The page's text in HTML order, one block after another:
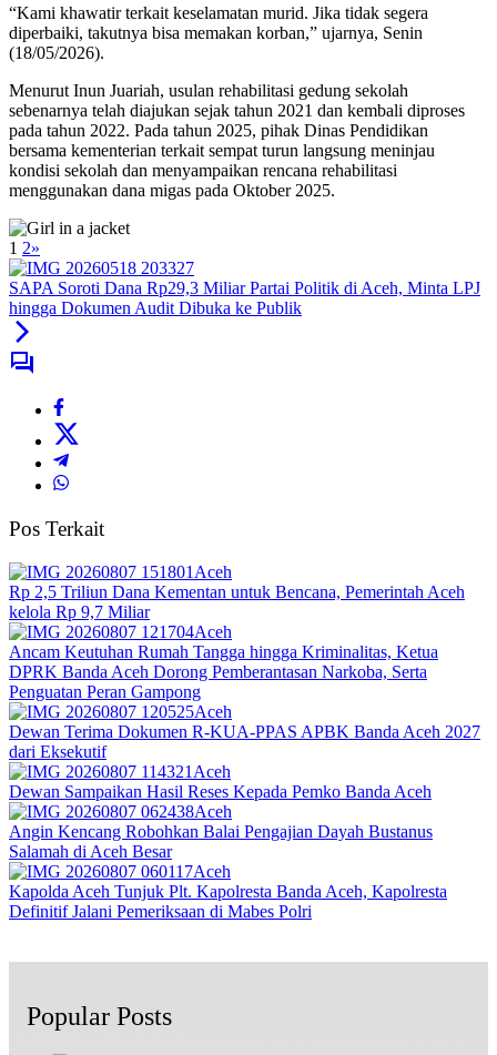
“Kami khawatir terkait keselamatan murid. Jika tidak segera
diperbaiki, takutnya bisa memakan korban,” ujarnya, Senin
(18/05/2026).
Menurut Inun Juariah, usulan rehabilitasi gedung sekolah
sebenarnya telah diajukan sejak tahun 2021 dan kembali diproses
pada tahun 2022. Pada tahun 2025, pihak Dinas Pendidikan
bersama kementerian terkait sempat turun langsung meninjau
kondisi sekolah dan menyampaikan rencana rehabilitasi
menggunakan dana migas pada Oktober 2025.
1 2»
SAPA Soroti Dana Rp29,3 Miliar Partai Politik di Aceh, Minta LPJ
hingga Dokumen Audit Dibuka ke Publik
Pos Terkait
Aceh
Rp 2,5 Triliun Dana Kementan untuk Bencana, Pemerintah Aceh
kelola Rp 9,7 Miliar‎
Aceh
Ancam Keutuhan Rumah Tangga hingga Kriminalitas, Ketua
DPRK Banda Aceh Dorong Pemberantasan Narkoba, Serta
Penguatan Peran Gampong
Aceh
Dewan Terima Dokumen R-KUA-PPAS APBK Banda Aceh 2027
dari Eksekutif
Aceh
Dewan Sampaikan Hasil Reses Kepada Pemko Banda Aceh
Aceh
Angin Kencang Robohkan Balai Pengajian Dayah Bustanus
Salamah di Aceh Besar
Aceh
Kapolda Aceh Tunjuk Plt. Kapolresta Banda Aceh, Kapolresta
Definitif Jalani Pemeriksaan di Mabes Polri
Popular Posts